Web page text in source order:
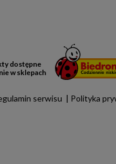
dostępne
w sklepach
serwisu Polityka